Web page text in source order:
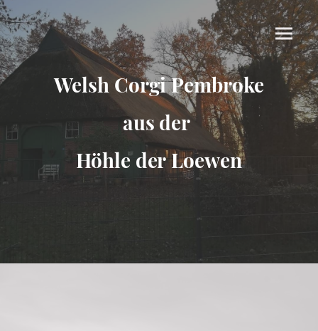
Welsh Corgi Pembroke
aus der
Höhle der Loewen